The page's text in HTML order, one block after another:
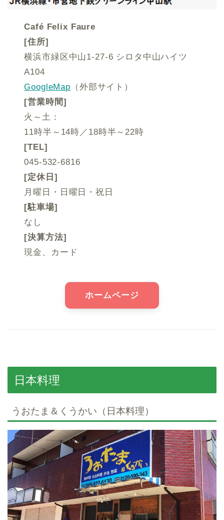
Café Felix Faure
[住所]
横浜市緑区中山1-27-6 シロタ中山ハイツ
A104
GoogleMap （外部サイト）
[営業時間]
火～土：
11時半～14時／18時半～22時
[TEL]
045-532-6816
[定休日]
月曜日・日曜日・祝日
[駐車場]
なし
[決算方法]
現金、カード
ホームページ
日本料理
うおたま＆くうかい（日本料理）